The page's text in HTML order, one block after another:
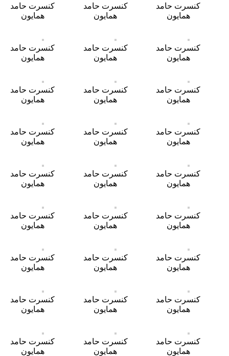
کنسرت حامد
همایون
کنسرت حامد
همایون
کنسرت حامد
همایون
کنسرت حامد
همایون
کنسرت حامد
همایون
کنسرت حامد
همایون
کنسرت حامد
همایون
کنسرت حامد
همایون
کنسرت حامد
همایون
کنسرت حامد
همایون
کنسرت حامد
همایون
کنسرت حامد
همایون
کنسرت حامد
همایون
کنسرت حامد
همایون
کنسرت حامد
همایون
کنسرت حامد
همایون
کنسرت حامد
همایون
کنسرت حامد
همایون
کنسرت حامد
همایون
کنسرت حامد
همایون
کنسرت حامد
همایون
کنسرت حامد
همایون
کنسرت حامد
همایون
کنسرت حامد
همایون
کنسرت حامد
همایون
کنسرت حامد
همایون
کنسرت حامد
همایون